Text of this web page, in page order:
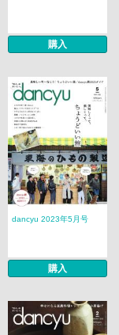
購入
dancyu 2023年5月号
購入